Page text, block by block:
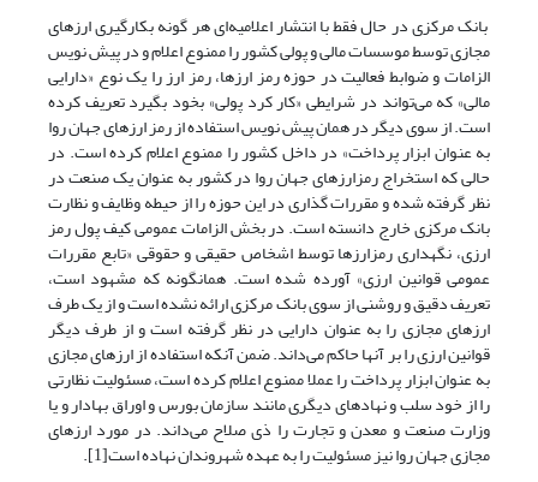
بانک مرکزی در حال فقط با انتشار اعلامیه‌‌ای هر گونه بکارگیری ارزهای
مجازی توسط موسسات مالی و پولی کشور را ممنوع اعلام و در پیش نویس
الزامات و ضوابط فعالیت در حوزه رمز ارزها، رمز ارز را یک نوع «دارایی
مالی» که‌ می‌تواند در شرایطی «کار کرد پولی» بخود بگیرد تعریف کرده
است. از سوی دیگر در همان پیش نویس استفاده از رمز ارزهای جهان روا
به عنوان ابزار پرداخت» در داخل کشور را ممنوع اعلام کرده است. در
حالی که استخراج رمزارزهای جهان روا در کشور به عنوان یک صنعت در
نظر گرفته شده و مقررات گذاری در این حوزه را از حیطه وظایف و نظارت
بانک مرکزی خارج دانسته است. در بخش الزامات عمومی کیف پول رمز
ارزی، نگهداری رمزارزها توسط اشخاص حقیقی و حقوقی «تابع مقررات
عمومی قوانین ارزی» آورده شده است. همانگونه که مشهود است،
تعریف دقیق و روشنی از سوی بانک مرکزی ارائه نشده است و از یک طرف
ارزهای مجازی را به عنوان دارایی در نظر گرفته است و از طرف دیگر
قوانین ارزی را بر آنها حاکم‌ می‌داند. ضمن آنکه استفاده از ارزهای مجازی
به عنوان ابزار پرداخت را عملا ممنوع اعلام کرده است، مسئولیت نظارتی
را از خود سلب و نهادهای دیگری مانند سازمان بورس و اوراق بهادار و یا
وزارت صنعت و معدن و تجارت را ذی صلاح‌ می‌داند. در مورد ارزهای
مجازی جهان روا نیز مسئولیت را به عهده شهروندان نهاده است[1].